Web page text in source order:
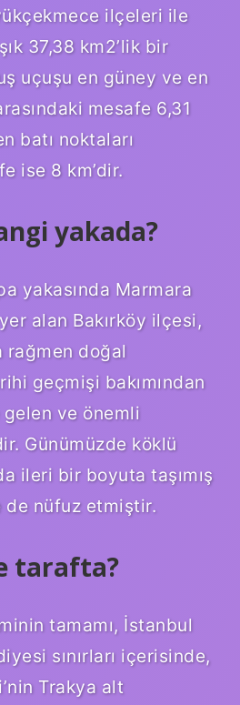
ilçeleri ile
37,38 km2’lik bir
uçuşu en güney ve en
mesafe 6,31
batı noktaları
ise 8 km’dir.
yakada?
yakasında Marmara
alan Bakırköy ilçesi,
rağmen doğal
geçmişi bakımından
gelen ve önemli
Günümüzde köklü
ileri bir boyuta taşımış
nüfuz etmiştir.
tarafta?
tamamı, İstanbul
sınırları içerisinde,
Trakya alt